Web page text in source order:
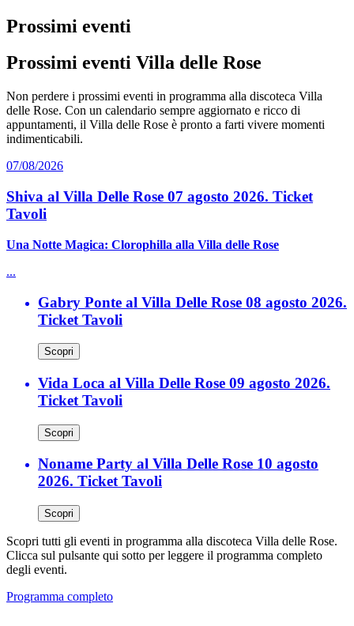
Prossimi eventi
Prossimi eventi Villa delle Rose
Non perdere i prossimi eventi in programma alla discoteca Villa
delle Rose. Con un calendario sempre aggiornato e ricco di
appuntamenti, il Villa delle Rose è pronto a farti vivere momenti
indimenticabili.
07/08/2026
Shiva al Villa Delle Rose 07 agosto 2026. Ticket
Tavoli
Una Notte Magica: Clorophilla alla Villa delle Rose
...
Gabry Ponte al Villa Delle Rose 08 agosto 2026.
Ticket Tavoli
Scopri
Vida Loca al Villa Delle Rose 09 agosto 2026.
Ticket Tavoli
Scopri
Noname Party al Villa Delle Rose 10 agosto
2026. Ticket Tavoli
Scopri
Scopri tutti gli eventi in programma alla discoteca Villa delle Rose.
Clicca sul pulsante qui sotto per leggere il programma completo
degli eventi.
Programma completo